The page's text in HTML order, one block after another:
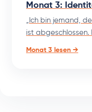
Monat 3:
„Ich bin jemand,
ist abgeschlossen.
Monat 3 lesen →